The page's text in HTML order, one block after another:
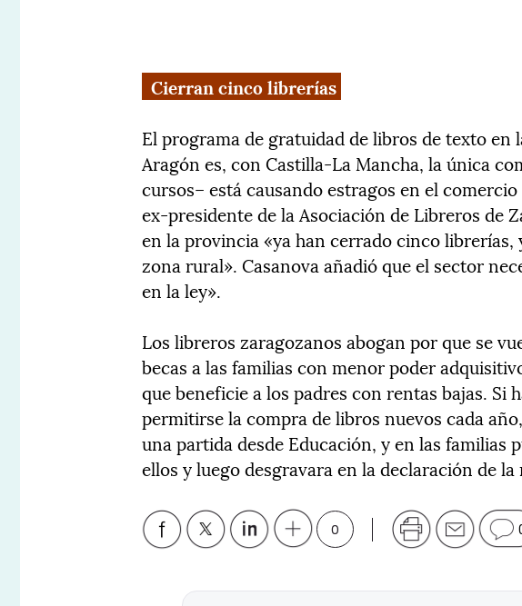
Cierran cinco librerías
El programa de gratuidad de libros de texto en
Aragón es, con Castilla-La Mancha, la única
cursos– está causando estragos en el
ex-presidente de la Asociación de Libreros de
en la provincia «ya han cerrado cinco librerías,
zona rural». Casanova añadió que el sector
en la ley».
Los libreros zaragozanos abogan por que se
becas a las familias con menor poder
que beneficie a los padres con rentas bajas. Si
permitirse la compra de libros nuevos cada
una partida desde Educación, y en las familias
ellos y luego desgravara en la declaración de la
0